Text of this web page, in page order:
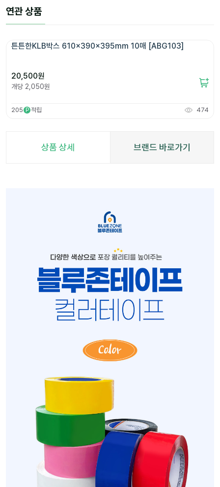
연관 상품
튼튼한KLB박스 610x390x395mm 10매 [ABG103]
20,500원
개당 2,050원
205 P 적립 474
상품 상세 브랜드 바로가기